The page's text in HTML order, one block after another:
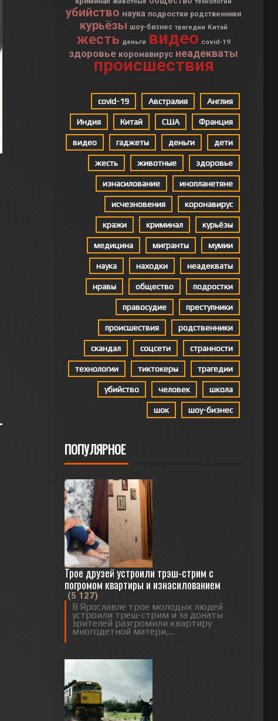
животные технологии
убийство наука подростки родственники
курьёзы шоу-бизнес трагедии Китай
жесть деньги видео covid-19
здоровье коронавирус неадекваты
происшествия
covid-19 Австралия Англия
Индия Китай США Франция
видео гаджеты деньги дети
жесть животные здоровье
изнасилование инопланетяне
исчезновения коронавирус
кражи криминал курьёзы
медицина мигранты мумии
наука находки неадекваты
нравы общество подростки
правосудие преступники
происшествия родственники
скандал соцсети странности
технологии тиктокеры трагедии
убийство человек школа
шок шоу-бизнес
ПОПУЛЯРНОЕ
Трое друзей устроили трэш-стрим с
погромом квартиры и изнасилованием
(5 127)
В Ярославле трое молодых людей
устроили треш-стрим и за донаты
зрителей разгромили квартиру
многодетной матери,...